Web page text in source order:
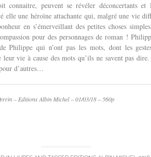
connaitre, peuvent se révéler déconcertants
elle une héroïne attachante qui, malgré une vie
en s’émerveillant des petites choses
pour des personnages de roman !
Philippe qui n’ont pas les mots, dont les
leur vie à cause des mots qu’ils ne savent pas
d’autres…
– Editions Albin Michel – 01/03/18 – 560p